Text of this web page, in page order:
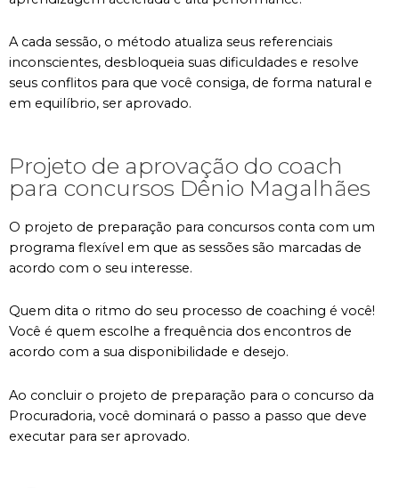
A cada sessão, o método atualiza seus referenciais
inconscientes, desbloqueia suas dificuldades e resolve
seus conflitos para que você consiga, de forma natural e
em equilíbrio, ser aprovado.
Projeto de aprovação do coach
para concursos Dênio Magalhães
O projeto de preparação para concursos conta com um
programa flexível em que as sessões são marcadas de
acordo com o seu interesse.
Quem dita o ritmo do seu processo de coaching é você!
Você é quem escolhe a frequência dos encontros de
acordo com a sua disponibilidade e desejo.
Ao concluir o projeto de preparação para o concurso da
Procuradoria, você dominará o passo a passo que deve
executar para ser aprovado.